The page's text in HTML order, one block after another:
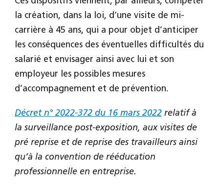
la création, dans la loi, d’une visite de mi-
carrière à 45 ans, qui a pour objet d’anticiper
les conséquences des éventuelles difficultés du
salarié et envisager ainsi avec lui et son
employeur les possibles mesures
d’accompagnement et de prévention.
Décret n° 2022-372 du 16 mars 2022 relatif à
la surveillance post-exposition, aux visites de
pré reprise et de reprise des travailleurs ainsi
qu’à la convention de rééducation
professionnelle en entreprise.